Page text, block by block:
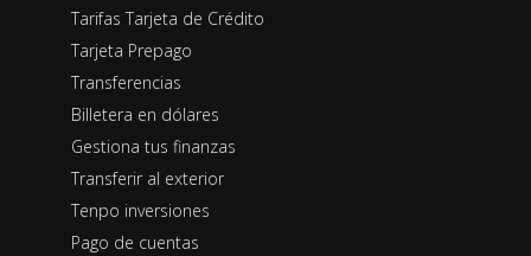
Tarifas Tarjeta de Crédito
Tarjeta Prepago
Transferencias
Billetera en dólares
Gestiona tus finanzas
Transferir al exterior
Tenpo inversiones
Pago de cuentas